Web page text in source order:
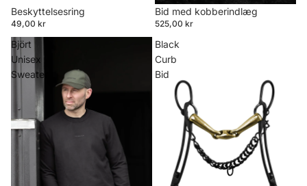
Beskyttelsesring
49,00 kr
Bid med kobberindlæg
525,00 kr
Björt
Unisex
Sweater
Black
Curb
Bid